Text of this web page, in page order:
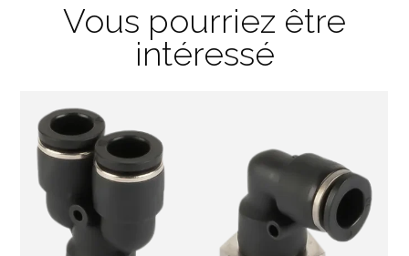
Vous pourriez être
intéressé